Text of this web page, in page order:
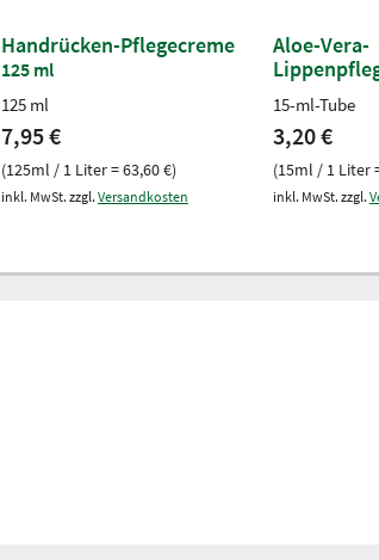
Handrücken-Pflegecreme
125 ml
125 ml
7,95 €
(125ml / 1 Liter = 63,60 €)
inkl. MwSt. zzgl. Versandkosten
Aloe-Vera-
15-ml-Tube
3,20 €
(15ml / 1 Liter
inkl. MwSt. zzgl.